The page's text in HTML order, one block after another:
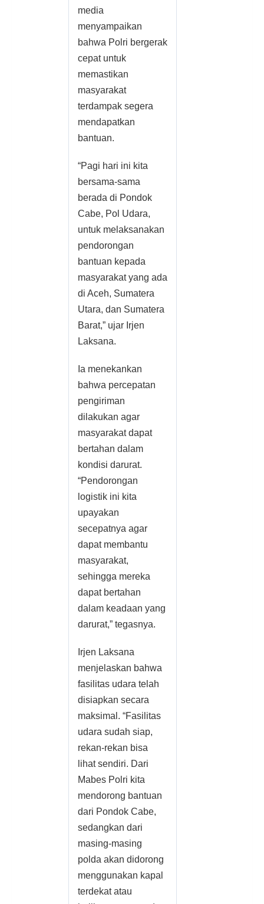
media
menyampaikan
bahwa Polri bergerak
cepat untuk
memastikan
masyarakat
terdampak segera
mendapatkan
bantuan.
“Pagi hari ini kita
bersama-sama
berada di Pondok
Cabe, Pol Udara,
untuk melaksanakan
pendorongan
bantuan kepada
masyarakat yang ada
di Aceh, Sumatera
Utara, dan Sumatera
Barat,” ujar Irjen
Laksana.
Ia menekankan
bahwa percepatan
pengiriman
dilakukan agar
masyarakat dapat
bertahan dalam
kondisi darurat.
“Pendorongan
logistik ini kita
upayakan
secepatnya agar
dapat membantu
masyarakat,
sehingga mereka
dapat bertahan
dalam keadaan yang
darurat,” tegasnya.
Irjen Laksana
menjelaskan bahwa
fasilitas udara telah
disiapkan secara
maksimal. “Fasilitas
udara sudah siap,
rekan-rekan bisa
lihat sendiri. Dari
Mabes Polri kita
mendorong bantuan
dari Pondok Cabe,
sedangkan dari
masing-masing
polda akan didorong
menggunakan kapal
terdekat atau